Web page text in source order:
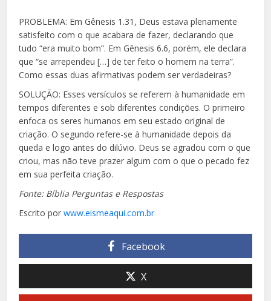
PROBLEMA: Em Gênesis 1.31, Deus estava plenamente
satisfeito com o que acabara de fazer, declarando que
tudo “era muito bom”. Em Gênesis 6.6, porém, ele declara
que “se arrependeu […] de ter feito o homem na terra”.
Como essas duas afirmativas podem ser verdadeiras?
SOLUÇÃO: Esses versículos se referem à humanidade em
tempos diferentes e sob diferentes condições. O primeiro
enfoca os seres humanos em seu estado original de
criação. O segundo refere-se à humanidade depois da
queda e logo antes do dilúvio. Deus se agradou com o que
criou, mas não teve prazer algum com o que o pecado fez
em sua perfeita criação.
Fonte: Bíblia Perguntas e Respostas
Escrito porwww.eismeaqui.com.br
Facebook
X